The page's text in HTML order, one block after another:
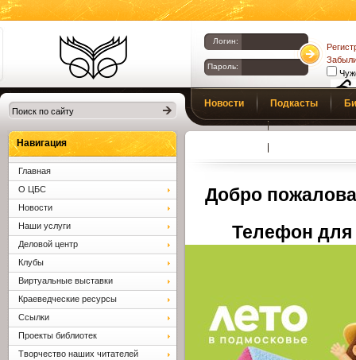
Библиотеки
Клина. Клинская
ЦБС.
Логин:
Пароль:
Новости Подкасты
Добро
Телефон для
Навигация
Главная
О ЦБС
Новости
Наши услуги
Деловой центр
Клубы
Виртуальные выставки
Краеведческие ресурсы
Ссылки
Проекты библиотек
Творчество наших читателей